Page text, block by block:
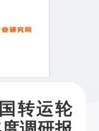
转运轮